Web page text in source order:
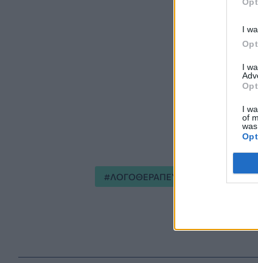
I
I
I
of
ΛΟΓΟΘΕΡΑΠΕΥΤΕΣ